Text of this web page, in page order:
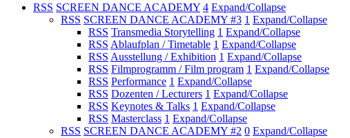
RSS SCREEN DANCE ACADEMY 4 Expand/Collapse
RSS SCREEN DANCE ACADEMY #3 1 Expand/Collapse
RSS Transmedia Storytelling 1 Expand/Collapse
RSS Ablaufplan / Timetable 1 Expand/Collapse
RSS Ausstellung / Exhibition 1 Expand/Collapse
RSS Filmprogramm / Film program 1 Expand/Collapse
RSS Performance 1 Expand/Collapse
RSS Dozenten / Lecturers 1 Expand/Collapse
RSS Keynotes & Talks 1 Expand/Collapse
RSS Masterclass 1 Expand/Collapse
RSS SCREEN DANCE ACADEMY #2 0 Expand/Collapse